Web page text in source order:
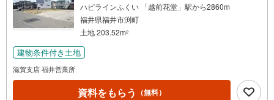
ハピラインふくい 「越前花堂」駅から2860m
福井県福井市渕町
土地 203.52m2
建物条件付き土地
滋賀支店 福井営業所
資料をもらう （無料）